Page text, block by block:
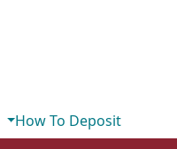
How To Deposit